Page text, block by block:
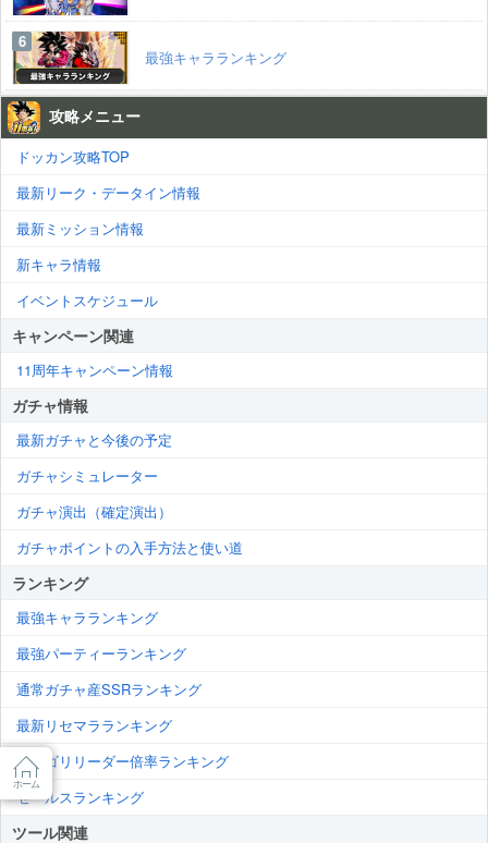
攻略メニュー
ドッカン攻略TOP
最新リーク・データイン情報
最新ミッション情報
新キャラ情報
イベントスケジュール
キャンペーン関連
11周年キャンペーン情報
ガチャ情報
最新ガチャと今後の予定
ガチャシミュレーター
ガチャ演出（確定演出）
ガチャポイントの入手方法と使い道
ランキング
最強キャラランキング
最強パーティーランキング
通常ガチャ産SSRランキング
最新リセマラランキング
カテゴリリーダー倍率ランキング
セールスランキング
ツール関連
最強キャラランキング
ホーム